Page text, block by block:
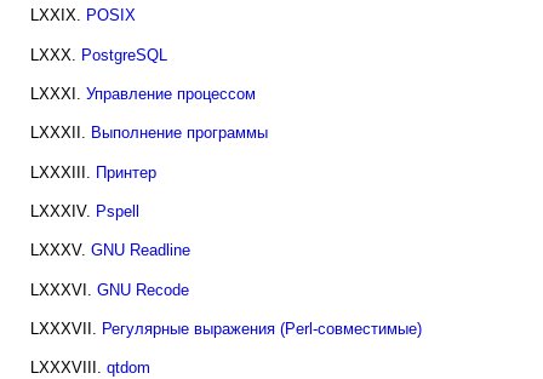
LXXIX. POSIX
LXXX. PostgreSQL
LXXXI. Управление процессом
LXXXII. Выполнение программы
LXXXIII. Принтер
LXXXIV. Pspell
LXXXV. GNU Readline
LXXXVI. GNU Recode
LXXXVII. Регулярные выражения (Perl-совместимые)
LXXXVIII. qtdom